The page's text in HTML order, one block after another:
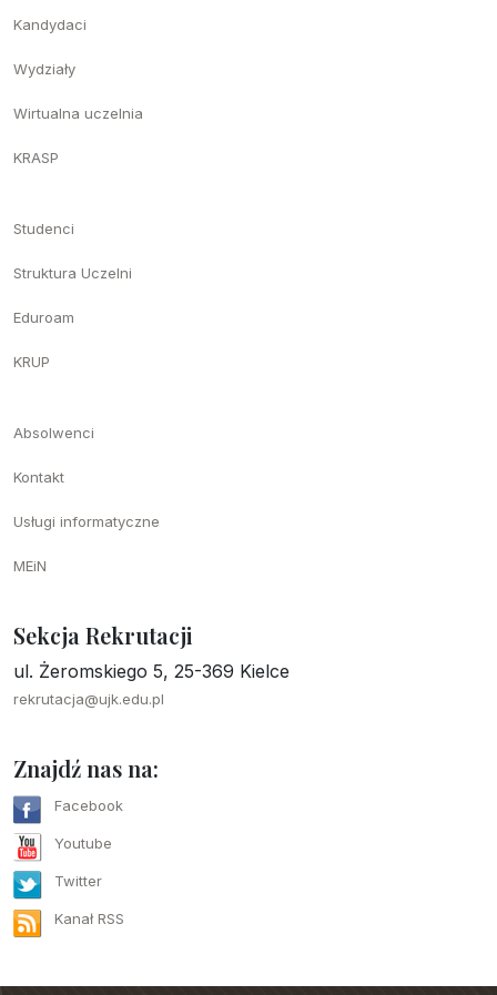
Kandydaci
Wydziały
Wirtualna uczelnia
KRASP
Studenci
Struktura Uczelni
Eduroam
KRUP
Absolwenci
Kontakt
Usługi informatyczne
MEiN
Sekcja Rekrutacji
ul. Żeromskiego 5, 25-369 Kielce
rekrutacja@ujk.edu.pl
Znajdź nas na:
Facebook
Youtube
Twitter
Kanał RSS